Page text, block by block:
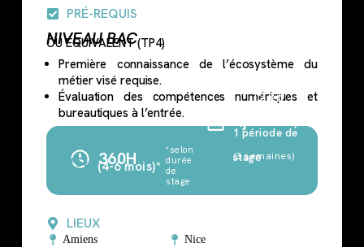
PRÉ-REQUIS
NIVEAU BAC
OU ÉQUIVALENT (TP4)
Première connaissance de l’écosystème du
métier visé requise.
Évaluation des compétences numériques et
bureautiques à l’entrée.
360H
(4-6 mois)*
*selon
durée
de
stage
4j
1 période de
stage
(3 semaines)
(2 en
centre)
LIEUX
Amiens
Nice